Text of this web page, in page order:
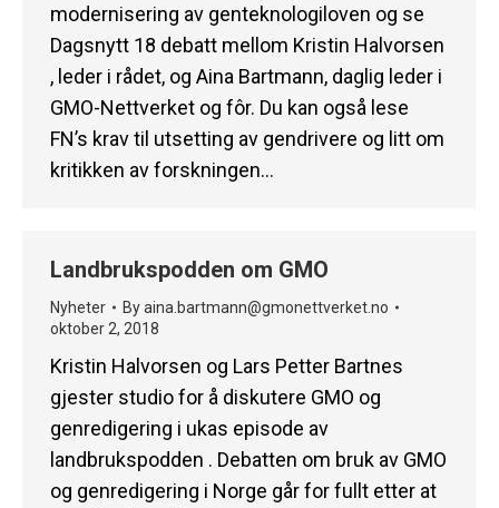
modernisering av genteknologiloven og se
Dagsnytt 18 debatt mellom Kristin Halvorsen
, leder i rådet, og Aina Bartmann, daglig leder i
GMO-Nettverket og fôr. Du kan også lese
FN’s krav til utsetting av gendrivere og litt om
kritikken av forskningen…
Landbrukspodden om GMO
Nyheter Byaina.bartmann@gmonettverket.no
oktober 2, 2018
Kristin Halvorsen og Lars Petter Bartnes
gjester studio for å diskutere GMO og
genredigering i ukas episode av
landbrukspodden . Debatten om bruk av GMO
og genredigering i Norge går for fullt etter at